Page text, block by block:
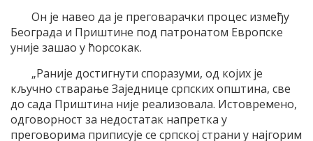
Он је навео да је преговарачки процес између
Београда и Приштине под патронатом Европске
уније зашао у ћорсокак.
„Раније достигнути споразуми, од којих је
кључно стварање Заједнице српских општина, све
до сада Приштина није реализовала. Истовремено,
одговорност за недостатак напретка у
преговорима приписује се српској страни у најгорим